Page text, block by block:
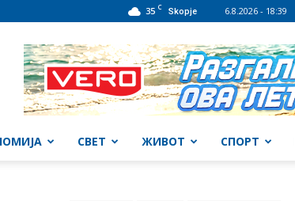
35 C Skopje 6.8.2026 - 18:39
СВЕТ ЖИВОТ СПОРТ